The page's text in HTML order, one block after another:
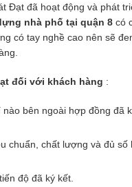
Đạt đã hoạt động và phát
nhà phố tại quận 8 có
có tay nghề cao nên sẽ
đối với khách hàng :
bên ngoài hợp đồng đã
chuẩn, chất lượng và đủ
độ đã ký kết.